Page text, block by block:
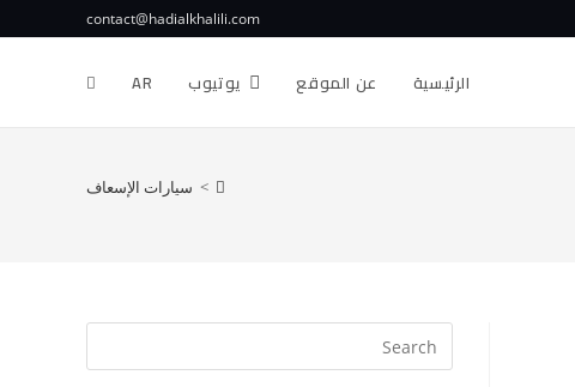
contact@hadialkhalili.com
الرئيسية عن الموقع يوتيوب AR
> سيارات الإسعاف